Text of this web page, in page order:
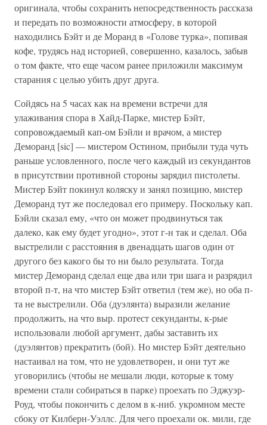
оригинала, чтобы сохранить непосредственность рассказа
и передать по возможности атмосферу, в которой
находились Бэйт и де Моранд в «Голове турка», попивая
кофе, трудясь над историей, совершенно, казалось, забыв
о том факте, что еще часом ранее приложили максимум
старания с целью убить друг друга.
Сойдясь на 5 часах как на времени встречи для
улаживания спора в Хайд-Парке, мистер Бэйт,
сопровождаемый кап-ом Бэйли и врачом, а мистер
Деморанд [sic] — мистером Остином, прибыли туда чуть
раньше условленного, после чего каждый из секундантов
в присутствии противной стороны зарядил пистолеты.
Мистер Бэйт покинул коляску и занял позицию, мистер
Деморанд тут же последовал его примеру. Поскольку кап.
Бэйли сказал ему, «что он может продвинуться так
далеко, как ему будет угодно», этот г-н так и сделал. Оба
выстрелили с расстояния в двенадцать шагов один от
другого без какого бы то ни было результата. Тогда
мистер Деморанд сделал еще два или три шага и разрядил
второй п-т, на что мистер Бэйт ответил (тем же), но оба п-
та не выстрелили. Оба (дуэлянта) выразили желание
продолжить, на что выр. протест секунданты, к-рые
использовали любой аргумент, дабы заставить их
(дуэлянтов) прекратить (бой). Но мистер Бэйт деятельно
настаивал на том, что не удовлетворен, и они тут же
уговорились (чтобы не мешали люди, которые к тому
времени стали собираться в парке) проехать по Эджуэр-
Роуд, чтобы покончить с делом в к-ниб. укромном месте
сбоку от Килберн-Уэллс. Для чего проехали ок. мили, где